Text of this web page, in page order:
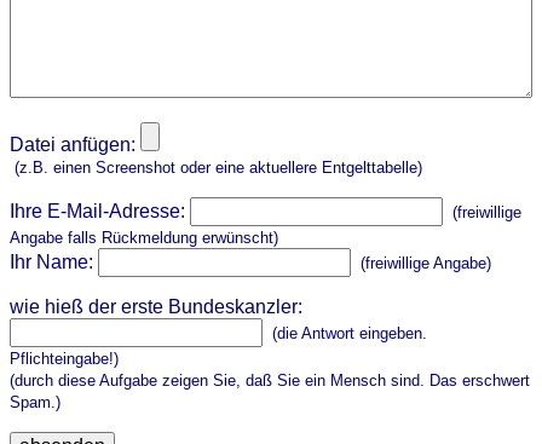
Datei anfügen:
(z.B. einen Screenshot oder eine aktuellere Entgelttabelle)
Ihre E-Mail-Adresse:
(freiwillige
Angabe falls Rückmeldung erwünscht)
Ihr Name: (freiwillige Angabe)
wie hieß der erste Bundeskanzler:
(die Antwort eingeben.
Pflichteingabe!)
(durch diese Aufgabe zeigen Sie, daß Sie ein Mensch sind. Das erschwert
Spam.)